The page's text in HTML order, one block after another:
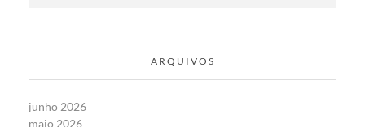
ARQUIVOS
junho 2026
maio 2026